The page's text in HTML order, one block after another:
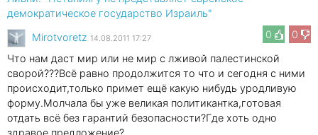
демократическое государство Израиль"
0
0
Mirotvoretz 14.08.2011 17:27
Что нам даст мир или не мир с лживой палестинской
сворой???Всё равно продолжится то что и сегодня с ними
происходит,только примет ещё какую нибудь уродливую
форму.Молчала бы уже великая политикантка,готовая
отдать всё без гарантий безопасности?Где хоть одно
здравое предложение?